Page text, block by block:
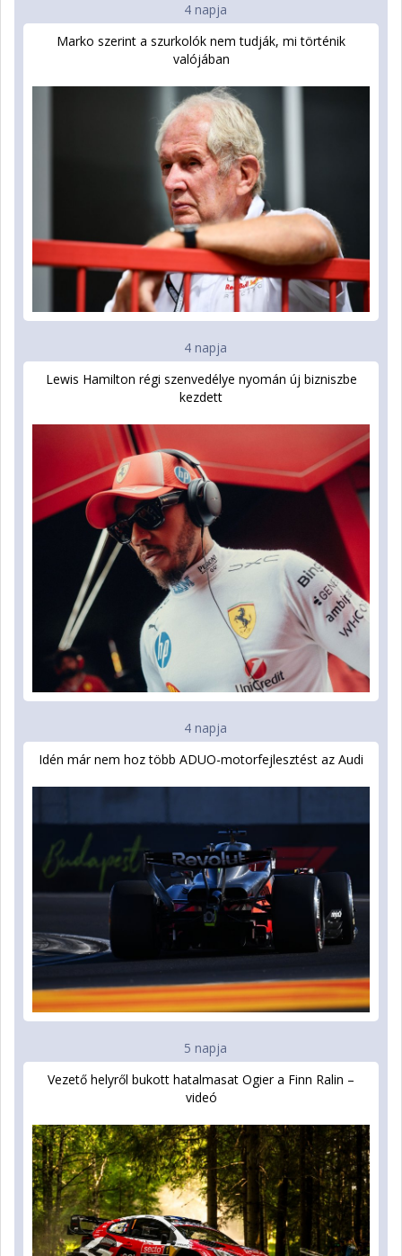
4 napja
Marko szerint a szurkolók nem tudják, mi történik
valójában
4 napja
Lewis Hamilton régi szenvedélye nyomán új bizniszbe
kezdett
4 napja
Idén már nem hoz több ADUO-motorfejlesztést az Audi
5 napja
Vezető helyről bukott hatalmasat Ogier a Finn Ralin –
videó